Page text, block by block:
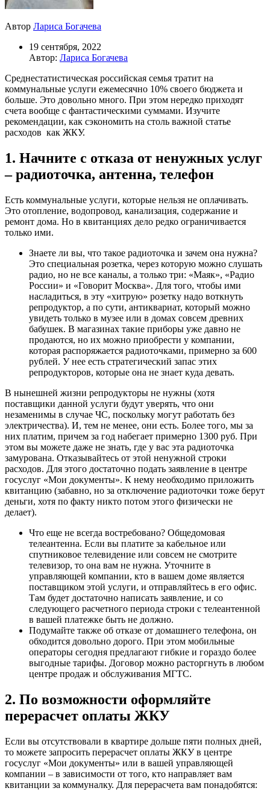
Автор Лариса Богачева
19 сентября, 2022
Автор: Лариса Богачева
Среднестатистическая российская семья тратит на
коммунальные услуги ежемесячно 10% своего бюджета и
больше. Это довольно много. При этом нередко приходят
счета вообще с фантастическими суммами. Изучите
рекомендации, как сэкономить на столь важной статье
расходов как ЖКУ.
1. Начните с отказа от ненужных услуг
– радиоточка, антенна, телефон
Есть коммунальные услуги, которые нельзя не оплачивать.
Это отопление, водопровод, канализация, содержание и
ремонт дома. Но в квитанциях дело редко ограничивается
только ими.
Знаете ли вы, что такое радиоточка и зачем она нужна?
Это специальная розетка, через которую можно слушать
радио, но не все каналы, а только три: «Маяк», «Радио
России» и «Говорит Москва». Для того, чтобы ими
насладиться, в эту «хитрую» розетку надо воткнуть
репродуктор, а по сути, антиквариат, который можно
увидеть только в музее или в домах совсем древних
бабушек. В магазинах такие приборы уже давно не
продаются, но их можно приобрести у компании,
которая распоряжается радиоточками, примерно за 600
рублей. У нее есть стратегический запас этих
репродукторов, которые она не знает куда девать.
В нынешней жизни репродукторы не нужны (хотя
поставщики данной услуги будут уверять, что они
незаменимы в случае ЧС, поскольку могут работать без
электричества). И, тем не менее, они есть. Более того, мы за
них платим, причем за год набегает примерно 1300 руб. При
этом вы можете даже не знать, где у вас эта радиоточка
замурована. Отказывайтесь от этой ненужной строки
расходов. Для этого достаточно подать заявление в центре
госуслуг «Мои документы». К нему необходимо приложить
квитанцию (забавно, но за отключение радиоточки тоже берут
деньги, хотя по факту никто потом этого физически не
делает).
Что еще не всегда востребовано? Общедомовая
телеантенна. Если вы платите за кабельное или
спутниковое телевидение или совсем не смотрите
телевизор, то она вам не нужна. Уточните в
управляющей компании, кто в вашем доме является
поставщиком этой услуги, и отправляйтесь в его офис.
Там будет достаточно написать заявление, и со
следующего расчетного периода строки с телеантенной
в вашей платежке быть не должно.
Подумайте также об отказе от домашнего телефона, он
обходится довольно дорого. При этом мобильные
операторы сегодня предлагают гибкие и гораздо более
выгодные тарифы. Договор можно расторгнуть в любом
центре продаж и обслуживания МГТС.
2. По возможности оформляйте
перерасчет оплаты ЖКУ
Если вы отсутствовали в квартире дольше пяти полных дней,
то можете запросить перерасчет оплаты ЖКУ в центре
госуслуг «Мои документы» или в вашей управляющей
компании – в зависимости от того, кто направляет вам
квитанции за коммуналку. Для перерасчета вам понадобятся: